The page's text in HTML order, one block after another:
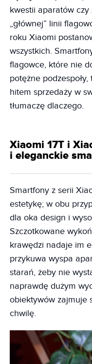
kwestii aparatów czy
„głównej” linii
roku Xiaomi
wszystkich.
flagowce, które nie
potężne
hitem sprzedaży w
tłumaczę dlaczego.
Xiaomi 17T i
i eleganckie
Smartfony z serii
estetykę; w obu
dla oka design i
Szczotkowane
krawędzi nadaje im
przykuwa wyspa
starań, żeby nie
naprawdę dużym
obiektywów zajmuje
chwilę.